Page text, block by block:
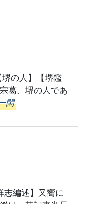
堺の人】【堺鑑
葛、堺の人であ
閑
志編述】又嚮に